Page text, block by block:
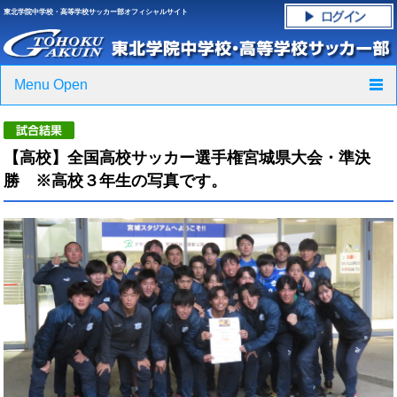
東北学院中学校・高等学校サッカー部オフィシャルサイト
Menu Open
ニュース
スケジュール
グラウンド・施設紹介
フォトギャラリー
応援グッズご案内
【高校】全国高校サッカー選手権宮城県大会・準決
勝 ※高校３年生の写真です。